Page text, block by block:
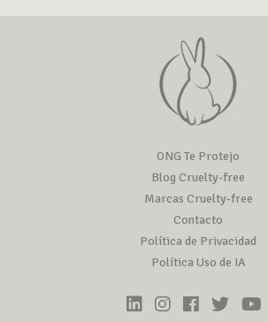
ONG Te Protejo
Blog Cruelty-free
Marcas Cruelty-free
Contacto
Política de Privacidad
Política Uso de IA